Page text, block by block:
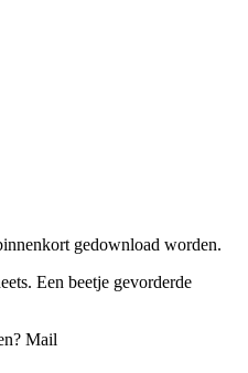
gedownload worden.​
Een beetje gevorderde
Mail